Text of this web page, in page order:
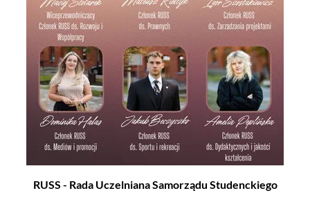
RUSS - Rada Uczelniana Samorządu Studenckiego